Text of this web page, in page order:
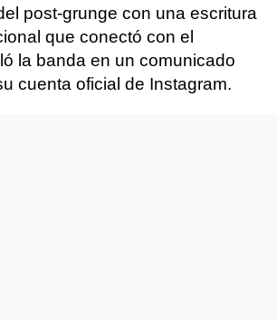
post-grunge con una escritura
que conectó con el
la banda en un comunicado
cuenta oficial de Instagram.